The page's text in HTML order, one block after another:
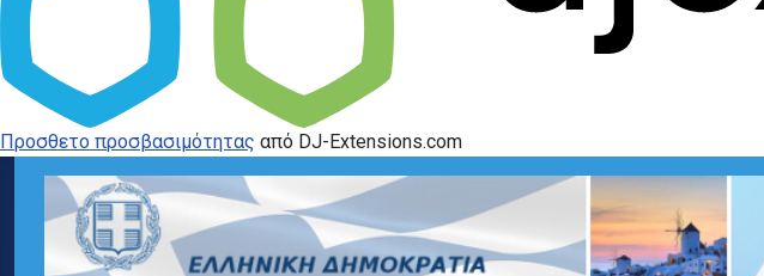
Προσθετο προσβασιμότητας από DJ-Extensions.com